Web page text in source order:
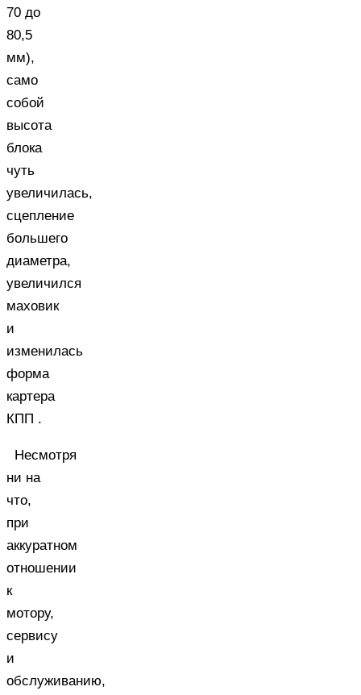
70 до
80,5
мм),
само
собой
высота
блока
чуть
увеличилась,
сцепление
большего
диаметра,
увеличился
маховик
и
изменилась
форма
картера
КПП .
Несмотря
ни на
что,
при
аккуратном
отношении
к
мотору,
сервису
и
обслуживанию,